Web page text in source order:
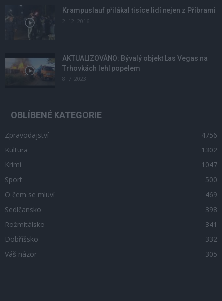
Krampuslauf přilákal tisíce lidí nejen z Příbrami
2. 12. 2016
AKTUALIZOVÁNO: Bývalý objekt Las Vegas na
Trhovkách lehl popelem
8. 7. 2023
OBLÍBENÉ KATEGORIE
Zpravodajství
4756
Kultura
1302
Krimi
1047
Sport
500
O čem se mluví
469
Sedlčansko
398
Rožmitálsko
341
Dobříšsko
332
Váš názor
305